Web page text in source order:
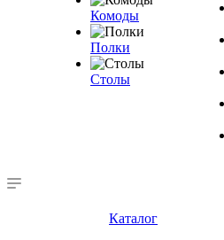
Комоды
Полки
Столы
Каталог